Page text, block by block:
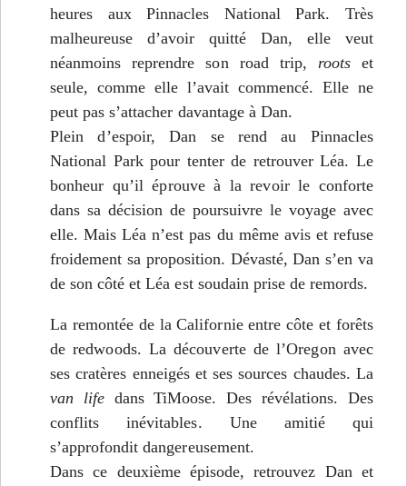
heures aux Pinnacles National Park. Très
malheureuse d’avoir quitté Dan, elle veut
néanmoins reprendre son road trip, rootset
seule, comme elle l’avait commencé. Elle ne
peut pas s’attacher davantage à Dan.
Plein d’espoir, Dan se rend au Pinnacles
National Park pour tenter de retrouver Léa. Le
bonheur qu’il éprouve à la revoir le conforte
dans sa décision de poursuivre le voyage avec
elle. Mais Léa n’est pas du même avis et refuse
froidement sa proposition. Dévasté, Dan s’en va
de son côté et Léa est soudain prise de remords.
La remontée de la Californie entre côte et forêts
de redwoods. La découverte de l’Oregon avec
ses cratères enneigés et ses sources chaudes. La
van lifedans TiMoose. Des révélations. Des
conflits inévitables. Une amitié qui
s’approfondit dangereusement.
Dans ce deuxième épisode, retrouvez Dan et